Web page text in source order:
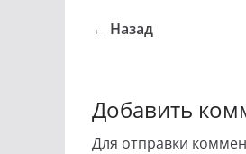
← Назад
Добавить
Для отправки